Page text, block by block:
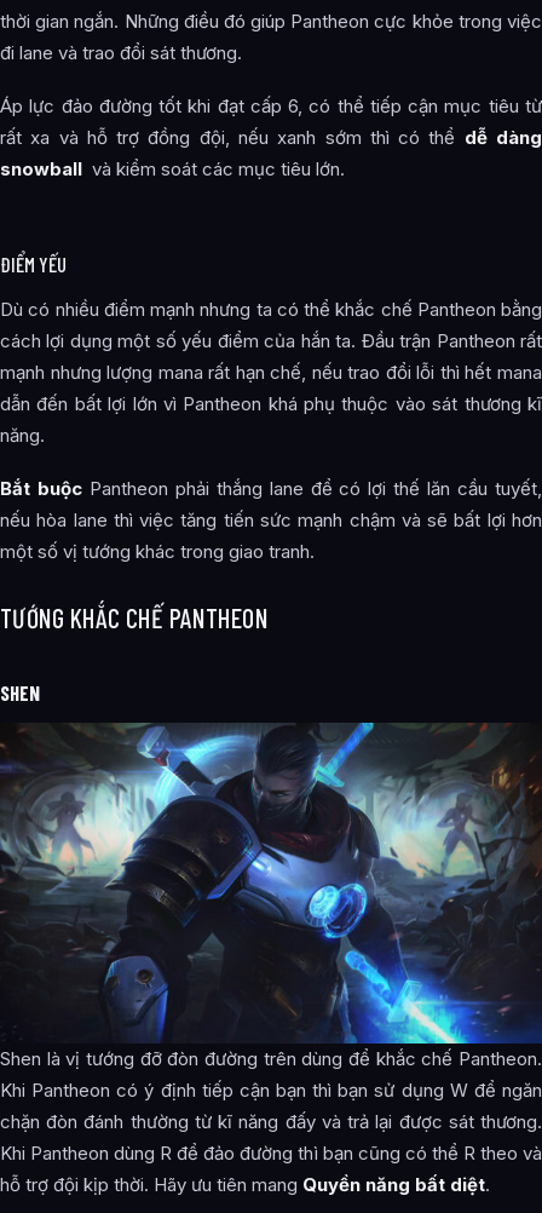
thời gian ngắn. Những điều đó giúp Pantheon cực khỏe trong việc
đi lane và trao đổi sát thương.
Áp lực đảo đường tốt khi đạt cấp 6, có thể tiếp cận mục tiêu từ
rất xa và hỗ trợ đồng đội, nếu xanh sớm thì có thể dễ dàng
snowball và kiểm soát các mục tiêu lớn.
ĐIỂM YẾU
Dù có nhiều điểm mạnh nhưng ta có thể khắc chế Pantheon bằng
cách lợi dụng một số yếu điểm của hắn ta. Đầu trận Pantheon rất
mạnh nhưng lượng mana rất hạn chế, nếu trao đổi lỗi thì hết mana
dẫn đến bất lợi lớn vì Pantheon khá phụ thuộc vào sát thương kĩ
năng.
Bắt buộcPantheon phải thắng lane để có lợi thế lăn cầu tuyết,
nếu hòa lane thì việc tăng tiến sức mạnh chậm và sẽ bất lợi hơn
một số vị tướng khác trong giao tranh.
TƯỚNG KHẮC CHẾ PANTHEON
SHEN
Shen là vị tướng đỡ đòn đường trên dùng để khắc chế Pantheon.
Khi Pantheon có ý định tiếp cận bạn thì bạn sử dụng W để ngăn
chặn đòn đánh thường từ kĩ năng đấy và trả lại được sát thương.
Khi Pantheon dùng R để đảo đường thì bạn cũng có thể R theo và
hỗ trợ đội kịp thời. Hãy ưu tiên mang Quyền năng bất diệt.